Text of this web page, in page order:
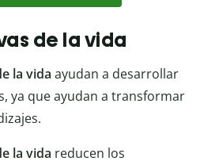
de la vida
la vida ayudan a desarrollar
ya que ayudan a transformar
la vida reducen los